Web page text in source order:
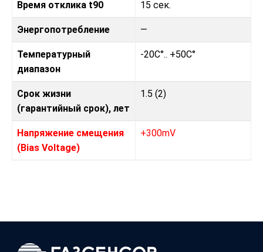
Время отклика t90 15 сек.
Энергопотребление —
Температурный
диапазон
-20C°.. +50C°
Срок жизни
(гарантийный срок), лет
1.5 (2)
Напряжение смещения
(Bias Voltage)
+300mV